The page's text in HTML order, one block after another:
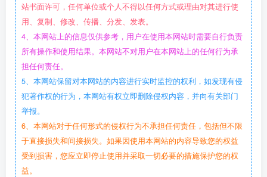
站书面许可，任何单位或个人不得以任何方式或理由对其进行使
用、复制、修改、传播、分发、发表。
4、本网站上的信息仅供参考，用户在使用本网站时需要自行负责
所有操作和使用结果。本网站不对用户在本网站上的任何行为承
担任何责任。
5、本网站保留对本网站的内容进行实时监控的权利，如发现有侵
犯著作权的行为，本网站有权立即删除侵权内容，并向有关部门
举报。
6、本网站对于任何形式的侵权行为不承担任何责任，包括但不限
于直接损失和间接损失。如果因使用本网站的内容导致您的权益
受到损害，您应立即停止使用并采取一切必要的措施保护您的权
益。